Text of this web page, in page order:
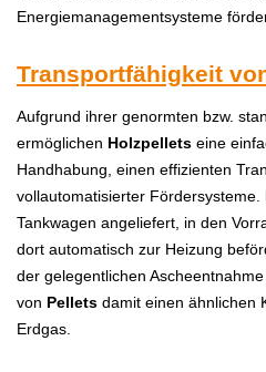
Energiemanagementsysteme
Transportfähigkeit
Aufgrund ihrer genormten bzw.
ermöglichen Holzpellets eine
Handhabung, einen effizienten
vollautomatisierter Fördersysteme.
Tankwagen angeliefert, in den
dort automatisch zur Heizung
der gelegentlichen
von Pellets damit einen ähnlichen
Erdgas.